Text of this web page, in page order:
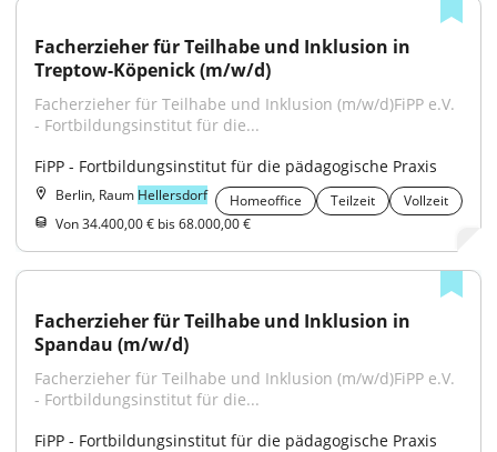
Facherzieher für Teilhabe und Inklusion in
Treptow-Köpenick (m/w/d)
Facherzieher für Teilhabe und Inklusion (m/w/d)FiPP e.V.
- Fortbildungsinstitut für die...
FiPP - Fortbildungsinstitut für die pädagogische Praxis
Berlin, Raum Hellersdorf Homeoffice Teilzeit
Vollzeit
Von 34.400,00 € bis 68.000,00 €
Facherzieher für Teilhabe und Inklusion in
Spandau (m/w/d)
Facherzieher für Teilhabe und Inklusion (m/w/d)FiPP e.V.
- Fortbildungsinstitut für die...
FiPP - Fortbildungsinstitut für die pädagogische Praxis